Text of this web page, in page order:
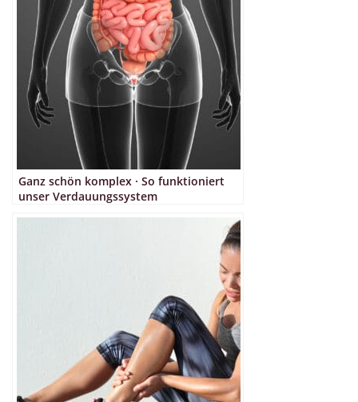
Ganz schön komplex · So funktioniert
unser Verdauungssystem